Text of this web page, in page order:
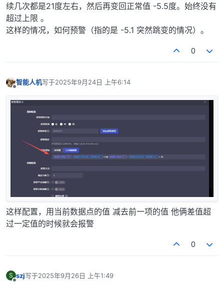
续几次都是21度左右，然后再变回正常值 -5.5度。始终没有
超过上限 。
这样的情况，如何预警（指的是 -5.1 突然跳变的情况）。
0
智能人机写于2025年9月24日 上午6:14
最后由 编辑
这样配置，用当前数据点的值 减去前一项的值 他俩差值超
过一定值的时候就会报警
0
S szj写于2025年9月26日 上午1:49
最后由 编辑